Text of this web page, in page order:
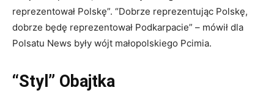
reprezentował Polskę”. “Dobrze reprezentując Polskę,
dobrze będę reprezentował Podkarpacie” – mówił dla
Polsatu News były wójt małopolskiego Pcimia.
“Styl” Obajtka